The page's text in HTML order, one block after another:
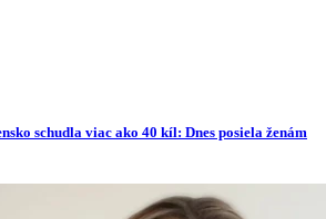
schudla viac ako 40 kíl: Dnes posiela ženám